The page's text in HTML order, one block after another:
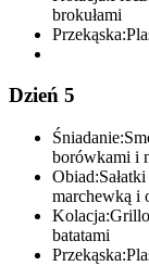
brokułami
Przekąska:
Dzień 5
Śniadanie:
borówkami i
Obiad:
marchewką i
Kolacja:
batatami
Przekąska: